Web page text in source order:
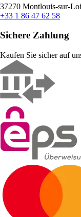
37270 Montlouis-sur-
+33 1 86 47 62 58
Sichere Zahlung
Kaufen Sie sicher auf